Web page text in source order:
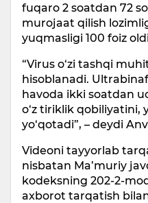
fuqaro 2 soatdan 72
murojaat qilish
yuqmasligi 100 foiz
“Virus o‘zi tashqi
hisoblanadi.
havoda ikki soatdan
o‘z tiriklik qobiliyatini,
yo‘qotadi”, – deydi
Videoni tayyorlab
nisbatan Ma’muriy
kodeksning 202-2-
axborot tarqatish